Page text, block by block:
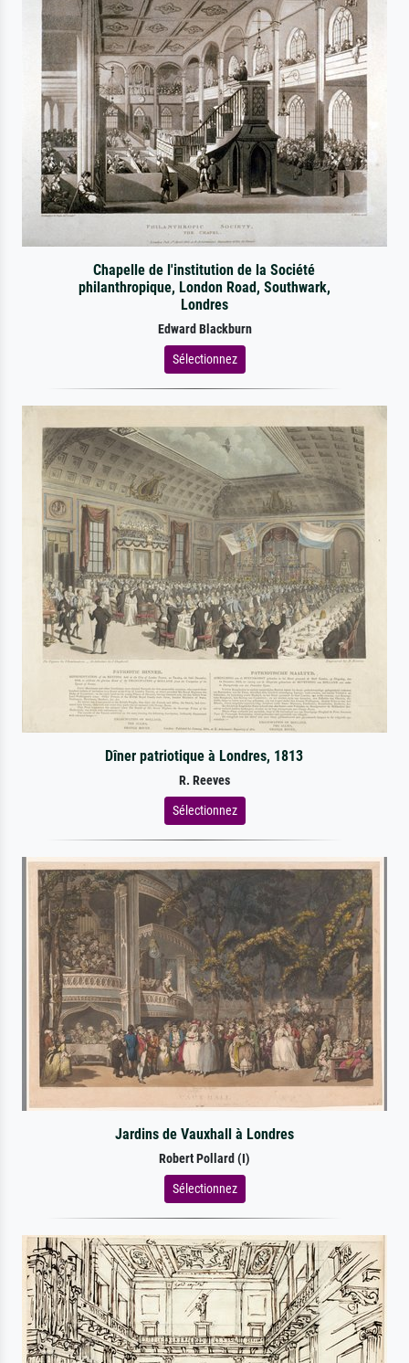
Chapelle de l'institution de la Société
philanthropique, London Road, Southwark,
Londres
Edward Blackburn
Sélectionnez
Dîner patriotique à Londres, 1813
R. Reeves
Sélectionnez
Jardins de Vauxhall à Londres
Robert Pollard (I)
Sélectionnez